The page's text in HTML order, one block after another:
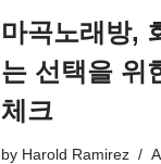
마곡노래방,
는 선택을 위
체크
by Harold Ramirez